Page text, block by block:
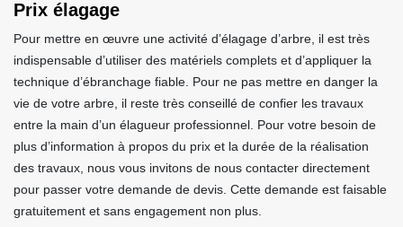
Prix élagage
Pour mettre en œuvre une activité d’élagage d’arbre, il est très
indispensable d’utiliser des matériels complets et d’appliquer la
technique d’ébranchage fiable. Pour ne pas mettre en danger la
vie de votre arbre, il reste très conseillé de confier les travaux
entre la main d’un élagueur professionnel. Pour votre besoin de
plus d’information à propos du prix et la durée de la réalisation
des travaux, nous vous invitons de nous contacter directement
pour passer votre demande de devis. Cette demande est faisable
gratuitement et sans engagement non plus.